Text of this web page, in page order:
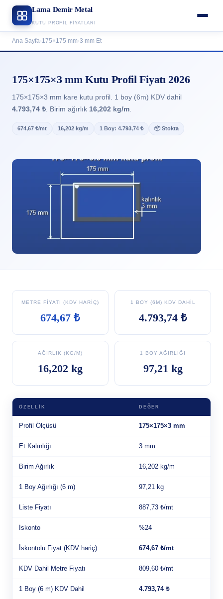
Lama Demir Metal
KUTU PROFIL FIYATLARI
Ana Sayfa›175×175 mm›3 mm Et
175×175×3 mm Kutu Profil Fiyatı 2026
175×175×3 mm kare kutu profil. 1 boy (6m) KDV dahil
4.793,74 ₺ . Birim ağırlık 16,202 kg/m
674,67 ₺/mt 16,202 kg/m 1 Boy: 4.793,74 ₺ 📦 Stokta
METRE FIYATI (KDV HARIÇ)
674,67 ₺
1 BOY (6M) KDV DAHIL
4.793,74 ₺
AĞIRLIK (KG/M)
16,202 kg
1 BOY AĞIRLIĞI
97,21 kg
ÖZELLIK DEĞER
Profil Ölçüsü 175×175×3 mm
Et Kalınlığı 3 mm
Birim Ağırlık 16,202 kg/m
1 Boy Ağırlığı (6 m) 97,21 kg
Liste Fiyatı 887,73 ₺/mt
İskonto %24
İskontolu Fiyat (KDV hariç) 674,67 ₺/mt
KDV Dahil Metre Fiyatı 809,60 ₺/mt
1 Boy (6 m) KDV Dahil 4.793,74 ₺